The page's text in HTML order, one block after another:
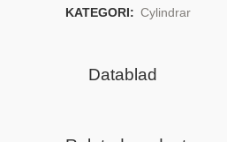
KATEGORI: Cylindrar
Datablad